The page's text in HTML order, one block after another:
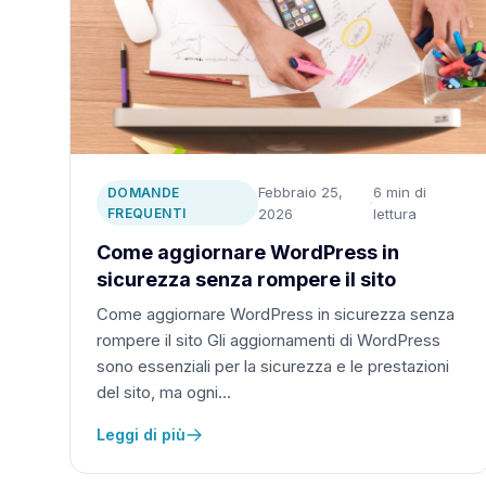
DOMANDE
FREQUENTI
Febbraio 25,
2026
·
6 min di
lettura
Come aggiornare WordPress in
sicurezza senza rompere il sito
Come aggiornare WordPress in sicurezza senza
rompere il sito Gli aggiornamenti di WordPress
sono essenziali per la sicurezza e le prestazioni
del sito, ma ogni…
Leggi di più